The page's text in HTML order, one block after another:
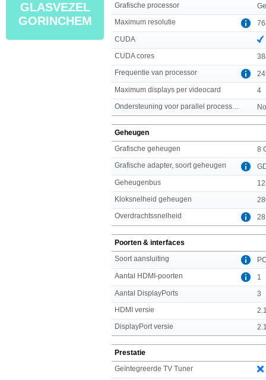
GLASVEZEL
GORINCHEM
Grafische processor
Maximum resolutie
CUDA
CUDA cores
Frequentie van processor
Maximum displays per videocard
4
Geheugen
Grafische geheugen
8
Grafische adapter, soort geheugen
Geheugenbus
Kloksnelheid geheugen
Overdrachtssnelheid
Poorten & interfaces
Soort aansluiting
Aantal HDMI-poorten
1
Aantal DisplayPorts
3
HDMI versie
DisplayPort versie
Prestatie
Geïntegreerde TV Tuner